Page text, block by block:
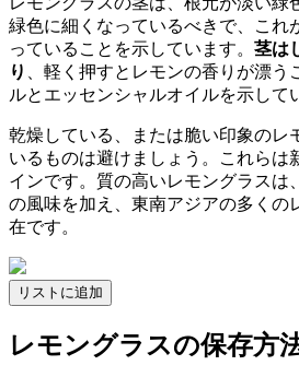
緑色に細くなっているべきで、これ
っていることを示しています。 茎は
り
、軽く押すとレモンの香りが漂
ルとエッセンシャルオイルを示して
乾燥している、または脆い印象のレ
いるものは避けましょう。これらは
インです。質の高いレモングラスは
の風味を加え、東南アジアの多くの
在です。
リストに追加
レモングラスの保存方